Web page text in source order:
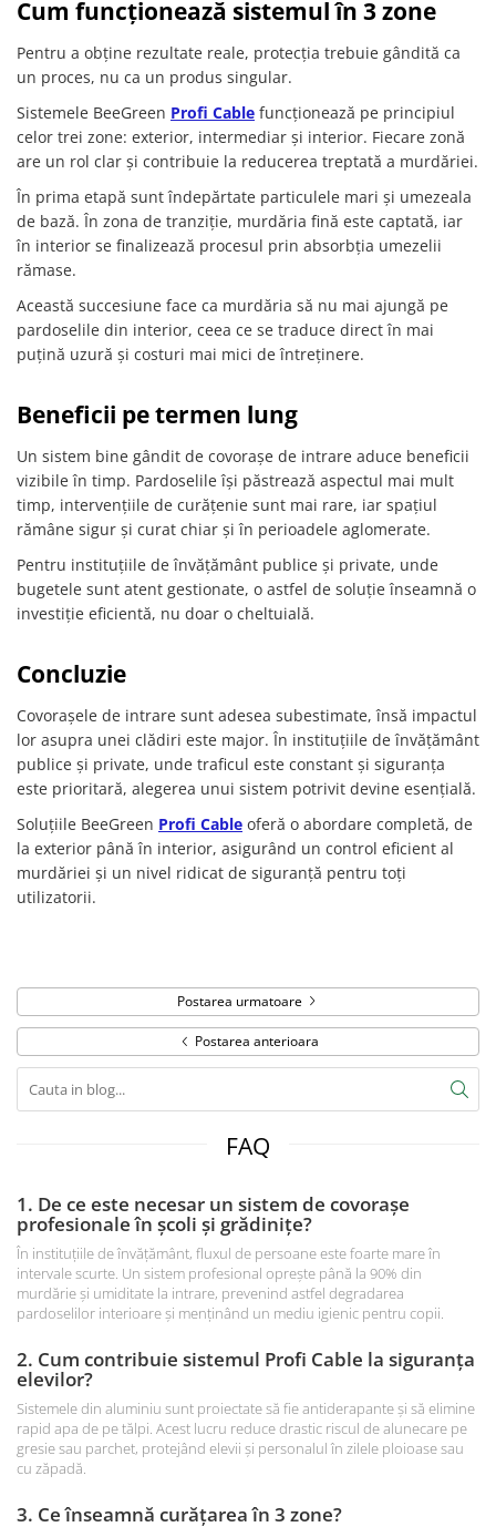
Cum funcționează sistemul în 3 zone
Pentru a obține rezultate reale, protecția trebuie gândită ca
un proces, nu ca un produs singular.
Sistemele BeeGreen Profi Cable funcționează pe principiul
celor trei zone: exterior, intermediar și interior. Fiecare zonă
are un rol clar și contribuie la reducerea treptată a murdăriei.
În prima etapă sunt îndepărtate particulele mari și umezeala
de bază. În zona de tranziție, murdăria fină este captată, iar
în interior se finalizează procesul prin absorbția umezelii
rămase.
Această succesiune face ca murdăria să nu mai ajungă pe
pardoselile din interior, ceea ce se traduce direct în mai
puțină uzură și costuri mai mici de întreținere.
Beneficii pe termen lung
Un sistem bine gândit de covorașe de intrare aduce beneficii
vizibile în timp. Pardoselile își păstrează aspectul mai mult
timp, intervențiile de curățenie sunt mai rare, iar spațiul
rămâne sigur și curat chiar și în perioadele aglomerate.
Pentru instituțiile de învățământ publice și private, unde
bugetele sunt atent gestionate, o astfel de soluție înseamnă o
investiție eficientă, nu doar o cheltuială.
Concluzie
Covorașele de intrare sunt adesea subestimate, însă impactul
lor asupra unei clădiri este major. În instituțiile de învățământ
publice și private, unde traficul este constant și siguranța
este prioritară, alegerea unui sistem potrivit devine esențială.
Soluțiile BeeGreen Profi Cable oferă o abordare completă, de
la exterior până în interior, asigurând un control eficient al
murdăriei și un nivel ridicat de siguranță pentru toți
utilizatorii.
Postarea urmatoare
Postarea anterioara
FAQ
1. De ce este necesar un sistem de covorașe
profesionale în școli și grădinițe?
În instituțiile de învățământ, fluxul de persoane este foarte mare în
intervale scurte. Un sistem profesional oprește până la 90% din
murdărie și umiditate la intrare, prevenind astfel degradarea
pardoselilor interioare și menținând un mediu igienic pentru copii.
2. Cum contribuie sistemul Profi Cable la siguranța
elevilor?
Sistemele din aluminiu sunt proiectate să fie antiderapante și să elimine
rapid apa de pe tălpi. Acest lucru reduce drastic riscul de alunecare pe
gresie sau parchet, protejând elevii și personalul în zilele ploioase sau
cu zăpadă.
3. Ce înseamnă curățarea în 3 zone?